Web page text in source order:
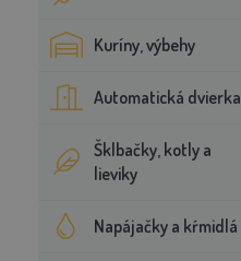
Kuríny, výbehy
Automatická dvierka
Šklbačky, kotly a
lieviky
Napájačky a kŕmidlá